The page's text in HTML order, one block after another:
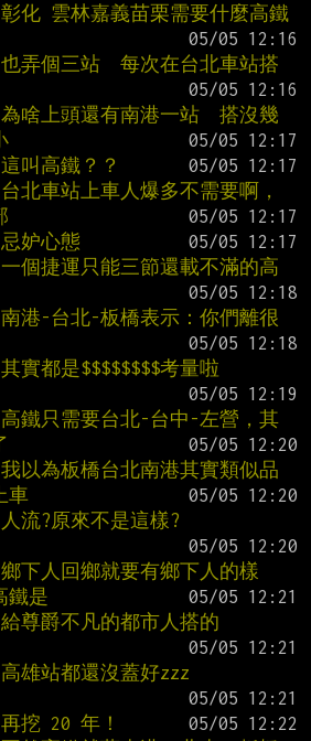
化 雲林嘉義苗栗需要什麼高鐵
弄個三站  每次在台北車站搭
啥上頭還有南港一站  搭沒幾
叫高鐵？？
北車站上車人爆多不需要啊，
妒心態
個捷運只能三節還載不滿的高
港-台北-板橋表示：你們離很
實都是$$$$$$$$考量啦
鐵只需要台北-台中-左營，其
以為板橋台北南港其實類似品
車
流?原來不是這樣?
下人回鄉就要有鄉下人的樣
鐵是
尊爵不凡的都市人搭的
雄站都還沒蓋好zzz
挖 20 年！